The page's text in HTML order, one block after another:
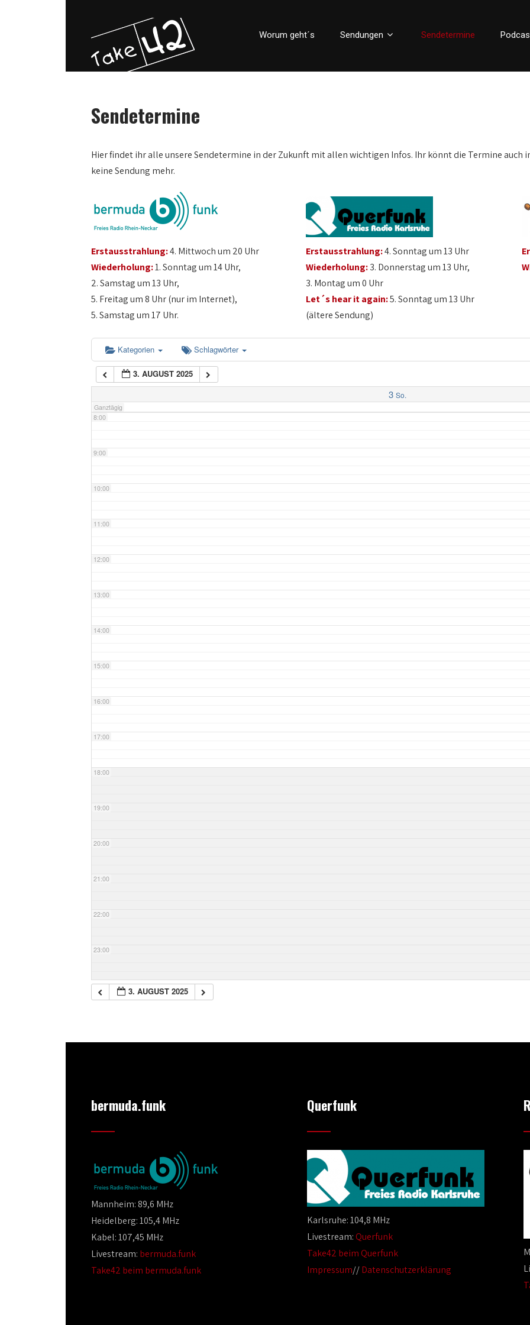
Worum geht´s Sendungen Sendetermine
Sendetermine
Hier findet ihr alle unsere Sendetermine in der Zukunft mit allen wichtigen Infos. Ihr könnt die Termine auch
keine Sendung mehr.
Erstausstrahlung:4. Mittwoch um 20 Uhr
Wiederholung:1. Sonntag um 14 Uhr,
2. Samstag um 13 Uhr,
5. Freitag um 8 Uhr (nur im Internet),
5. Samstag um 17 Uhr.
Erstausstrahlung:4. Sonntag um 13 Uhr
Wiederholung:3. Donnerstag um 13 Uhr,
3. Montag um 0 Uhr
Let´s hear it again:5. Sonntag um 13 Uhr
(ältere Sendung)
Kategorien Schlagwörter
3. AUGUST 2025
3 So.
Ganztägig
1:00
2:00
5:00
6:00
7:00
8:00
9:00
10:00
11:00
12:00
13:00
14:00
15:00
16:00
17:00
18:00
19:00
20:00
21:00
22:00
23:00
3. AUGUST 2025
bermuda.funk
Mannheim: 89,6 MHz
Heidelberg: 105,4 MHz
Kabel: 107,45 MHz
Livestream: bermuda.funk
Take42 beim bermuda.funk
Querfunk
Karlsruhe: 104,8 MHz
Livestream:Querfunk
Take42 beim Querfunk
Impressum//Datenschutzerklärung